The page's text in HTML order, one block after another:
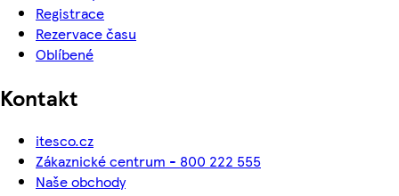
Registrace
Rezervace času
Oblíbené
Kontakt
itesco.cz
Zákaznické centrum - 800 222 555
Naše obchody